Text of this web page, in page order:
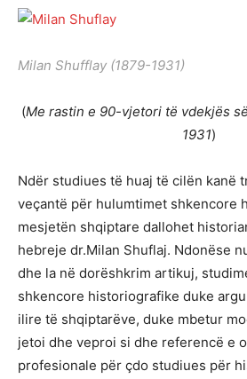
Milan Shufflay (1879-1931)
(Me rastin e 90-vjetori të vdekjës
1931)
Ndër studiues të huaj të cilën kanë
veçantë për hulumtimet shkencore
mesjetën shqiptare dallohet
hebreje dr.Milan Shuflaj. Ndonëse
dhe la në dorëshkrim artikuj,
shkencore historiografike duke
ilire të shqiptarëve, duke mbetur
jetoi dhe veproi si dhe referencë e
profesionale për çdo studiues për